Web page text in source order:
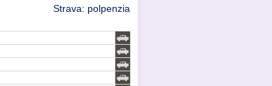
Strava: polpenzia